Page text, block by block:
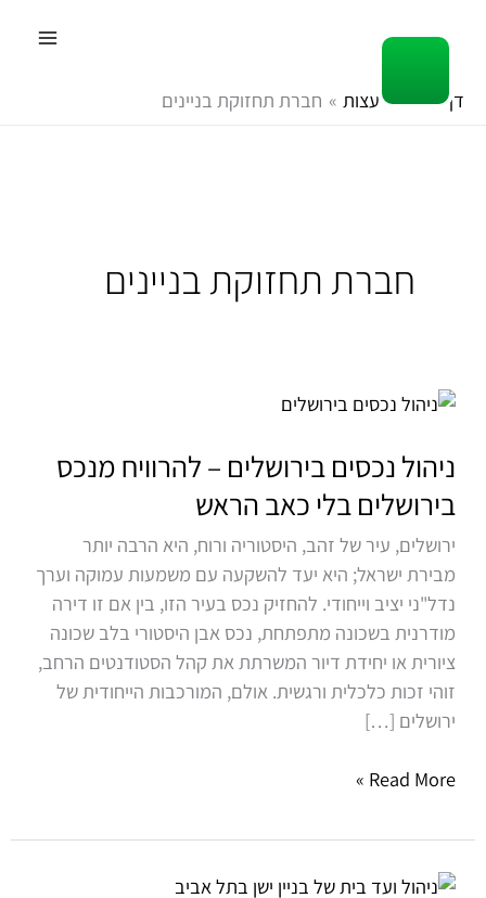
לתוכן
דף הבית עצות חברת תחזוקת בניינים
חברת תחזוקת בניינים
ניהול נכסים בירושלים – להרוויח מנכס
בירושלים בלי כאב הראש
ירושלים, עיר של זהב, היסטוריה ורוח, היא הרבה יותר
מבירת ישראל; היא יעד להשקעה עם משמעות עמוקה וערך
נדל"ני יציב וייחודי. להחזיק נכס בעיר הזו, בין אם זו דירה
מודרנית בשכונה מתפתחת, נכס אבן היסטורי בלב שכונה
ציורית או יחידת דיור המשרתת את קהל הסטודנטים הרחב,
זוהי זכות כלכלית ורגשית. אולם, המורכבות הייחודית של
ירושלים […]
ניהול
בירושלים
להרוויח
מנכס
בירושלים
בלי
כאב
הראש
Read More »
חברה